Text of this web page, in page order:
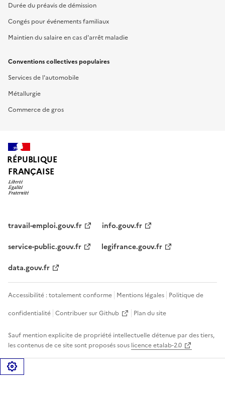
Durée du préavis de démission
Congés pour événements familiaux
Maintien du salaire en cas d'arrêt maladie
Conventions collectives populaires
Services de l'automobile
Métallurgie
Commerce de gros
RÉPUBLIQUE
FRANÇAISE
travail-emploi.gouv.fr
info.gouv.fr
service-public.gouv.fr
legifrance.gouv.fr
data.gouv.fr
Accessibilité : totalement conforme Mentions légales Politique de
confidentialité Contribuer sur Github Plan du site
Sauf mention explicite de propriété intellectuelle détenue par des tiers,
les contenus de ce site sont proposés sous licence etalab-2.0
Gérer les cookies